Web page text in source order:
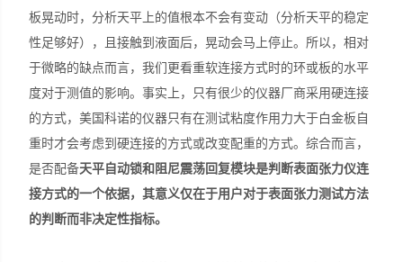
板晃动时，分析天平上的值根本不会有变动（分析天平的稳定
性足够好），且接触到液面后，晃动会马上停止。所以，相对
于微略的缺点而言，我们更看重软连接方式时的环或板的水平
度对于测值的影响。事实上，只有很少的仪器厂商采用硬连接
的方式，美国科诺的仪器只有在测试粘度作用力大于白金板自
重时才会考虑到硬连接的方式或改变配重的方式。综合而言，
是否配备天平自动锁和阻尼震荡回复模块是判断表面张力仪连
接方式的一个依据，其意义仅在于用户对于表面张力测试方法
的判断而非决定性指标。